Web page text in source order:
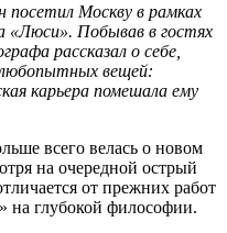
посетил Москву в рамках
«Люси». Побывав в гостях
рассказал о себе,
вещей:
карьера помешала ему
всего велась о новом
на очередной острый
от прежних работ
на глубокой философии.